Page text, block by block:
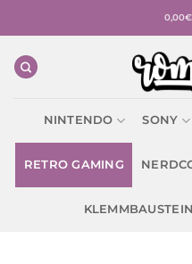
0,00€
NINTENDO SONY
RETRO GAMING